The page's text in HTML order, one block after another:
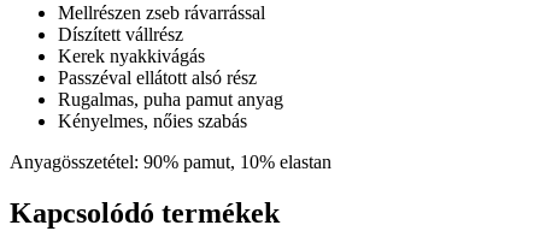
Mellrészen zseb rávarrással
Díszített vállrész
Kerek nyakkivágás
Passzéval ellátott alsó rész
Rugalmas, puha pamut anyag
Kényelmes, nőies szabás
Anyagösszetétel: 90% pamut, 10% elastan
Kapcsolódó termékek